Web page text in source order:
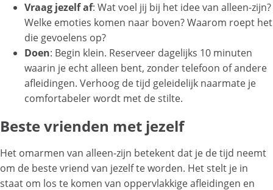
Vraag jezelf af: Wat voel jij bij het idee van alleen-zijn?
Welke emoties komen naar boven? Waarom roept het
die gevoelens op?
Doen: Begin klein. Reserveer dagelijks 10 minuten
waarin je echt alleen bent, zonder telefoon of andere
afleidingen. Verhoog de tijd geleidelijk naarmate je
comfortabeler wordt met de stilte.
Beste vrienden met jezelf
Het omarmen van alleen-zijn betekent dat je de tijd neemt
om de beste vriend van jezelf te worden. Het stelt je in
staat om los te komen van oppervlakkige afleidingen en